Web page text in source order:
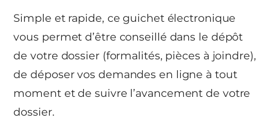
Simple et rapide, ce guichet électronique
vous permet d’être conseillé dans le dépôt
de votre dossier (formalités, pièces à joindre),
de déposer vos demandes en ligne à tout
moment et de suivre l’avancement de votre
dossier.